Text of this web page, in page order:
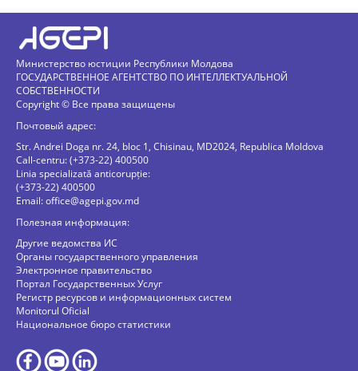
Министерство юстиции Республики Молдова
ГОСУДАРСТВЕННОЕ АГЕНТСТВО ПО ИНТЕЛЛЕКТУАЛЬНОЙ
СОБСТВЕННОСТИ
Copyright © Все права защищены
Почтовый адрес:
Str. Andrei Doga nr. 24, bloc 1, Chisinau, MD2024, Republica Moldova
Call-centru: (+373-22) 400500
Linia specializată anticorupție:
(+373-22) 400500
Email:office@agepi.gov.md
Полезная информация:
Другие ведомства ИС
Органы государственного управления
Электронное правительство
Портал Государственных Услуг
Регистр ресурсов и информационных систем
Monitorul Oficial
Национальное бюро статистики